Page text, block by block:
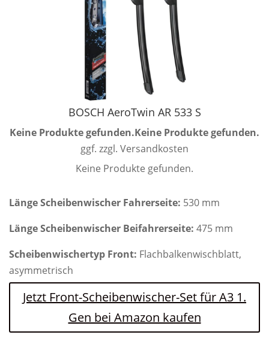
BOSCH AeroTwin AR 533 S
Keine Produkte gefunden.Keine Produkte gefunden.
ggf. zzgl. Versandkosten
Keine Produkte gefunden.
Länge Scheibenwischer Fahrerseite: 530 mm
Länge Scheibenwischer Beifahrerseite: 475 mm
Scheibenwischertyp Front: Flachbalkenwischblatt,
asymmetrisch
Jetzt Front-Scheibenwischer-Set für A3 1.
Gen bei Amazon kaufen